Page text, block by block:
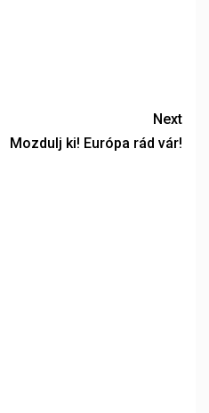
Next
Mozdulj ki! Európa rád vár!